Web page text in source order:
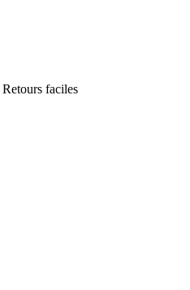
Retours faciles